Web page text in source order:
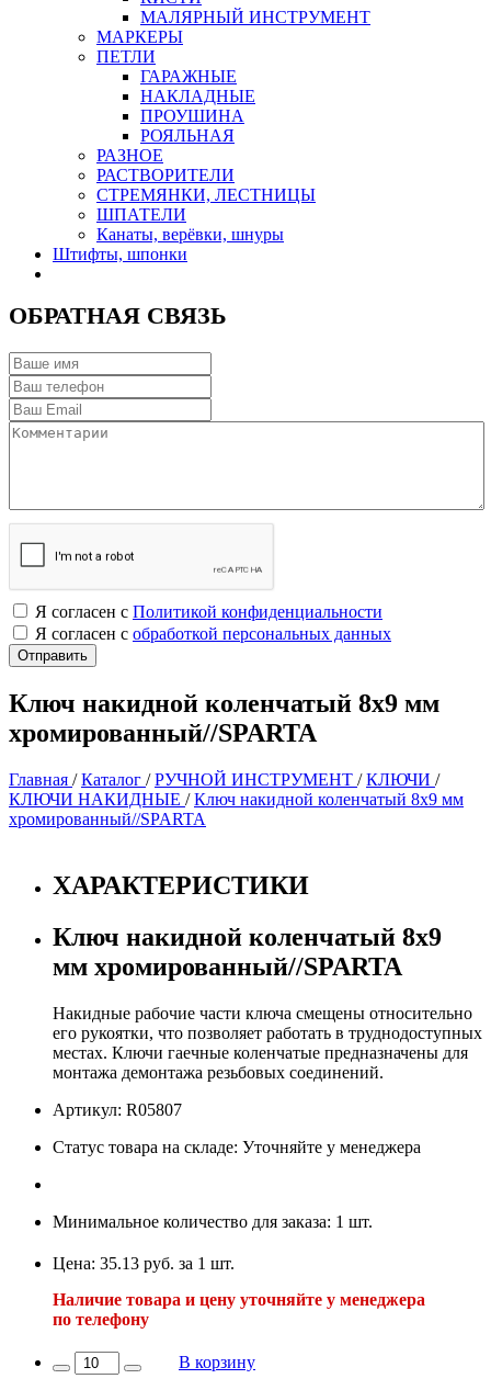
МАЛЯРНЫЙ ИНСТРУМЕНТ
МАРКЕРЫ
ПЕТЛИ
ГАРАЖНЫЕ
НАКЛАДНЫЕ
ПРОУШИНА
РОЯЛЬНАЯ
РАЗНОЕ
РАСТВОРИТЕЛИ
СТРЕМЯНКИ, ЛЕСТНИЦЫ
ШПАТЕЛИ
Канаты, верёвки, шнуры
Штифты, шпонки
ОБРАТНАЯ СВЯЗЬ
Я согласен с Политикой конфиденциальности
Я согласен с обработкой персональных данных
Ключ накидной коленчатый 8х9 мм
хромированный//SPARTA
Главная /Каталог /РУЧНОЙ ИНСТРУМЕНТ /КЛЮЧИ /
КЛЮЧИ НАКИДНЫЕ /Ключ накидной коленчатый 8х9 мм
хромированный//SPARTA
ХАРАКТЕРИСТИКИ
Ключ накидной коленчатый 8х9
мм хромированный//SPARTA
Накидные рабочие части ключа смещены относительно
его рукоятки, что позволяет работать в труднодоступных
местах. Ключи гаечные коленчатые предназначены для
монтажа демонтажа резьбовых соединений.
Артикул: R05807
Статус товара на складе: Уточняйте у менеджера
Минимальное количество для заказа: 1 шт.
Цена: 35.13 руб. за 1 шт.
Наличие товара и цену уточняйте у менеджера
по телефону
В корзину